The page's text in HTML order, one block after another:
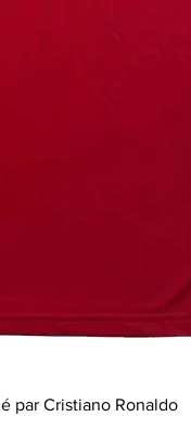
par Cristiano Ronaldo